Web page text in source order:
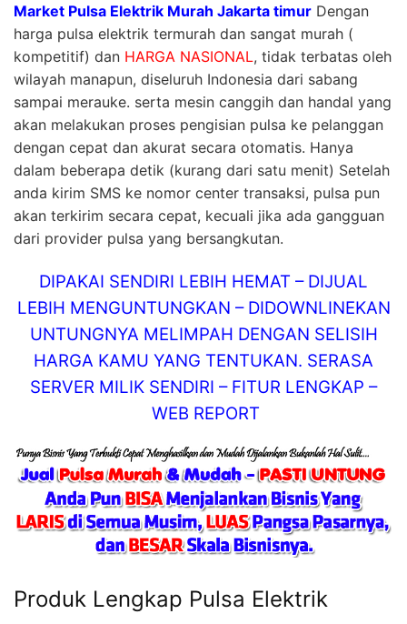
Market Pulsa Elektrik Murah Jakarta timur Dengan
harga pulsa elektrik termurah dan sangat murah (
kompetitif) dan HARGA NASIONAL, tidak terbatas oleh
wilayah manapun, diseluruh Indonesia dari sabang
sampai merauke. serta mesin canggih dan handal yang
akan melakukan proses pengisian pulsa ke pelanggan
dengan cepat dan akurat secara otomatis. Hanya
dalam beberapa detik (kurang dari satu menit) Setelah
anda kirim SMS ke nomor center transaksi, pulsa pun
akan terkirim secara cepat, kecuali jika ada gangguan
dari provider pulsa yang bersangkutan.
DIPAKAI SENDIRI LEBIH HEMAT – DIJUAL
LEBIH MENGUNTUNGKAN – DIDOWNLINEKAN
UNTUNGNYA MELIMPAH DENGAN SELISIH
HARGA KAMU YANG TENTUKAN. SERASA
SERVER MILIK SENDIRI – FITUR LENGKAP –
WEB REPORT
Produk Lengkap Pulsa Elektrik